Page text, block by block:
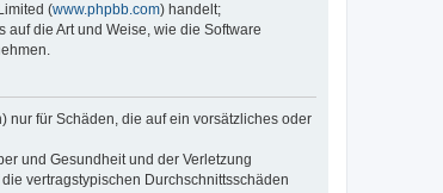
(www.phpbb.com) handelt;
die Art und Weise, wie die Software
nur für Schäden, die auf ein vorsätzliches oder
und Gesundheit und der Verletzung
vertragstypischen Durchschnittsschäden